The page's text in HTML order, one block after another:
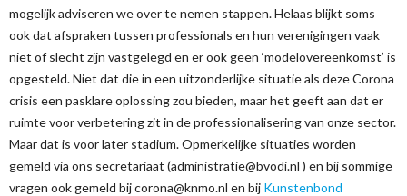
mogelijk adviseren we over te nemen stappen. Helaas blijkt soms
ook dat afspraken tussen professionals en hun verenigingen vaak
niet of slecht zijn vastgelegd en er ook geen ‘modelovereenkomst’ is
opgesteld. Niet dat die in een uitzonderlijke situatie als deze Corona
crisis een pasklare oplossing zou bieden, maar het geeft aan dat er
ruimte voor verbetering zit in de professionalisering van onze sector.
Maar dat is voor later stadium. Opmerkelijke situaties worden
gemeld via ons secretariaat (administratie@bvodi.nl ) en bij sommige
vragen ook gemeld bij corona@knmo.nl en bij Kunstenbond